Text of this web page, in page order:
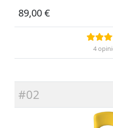
89,00 €
4
#02